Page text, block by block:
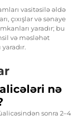
vasitəsilə əldə
çıxışlar və sənaye
yaradır; bu
və məsləhət
nə
sonra 2–4